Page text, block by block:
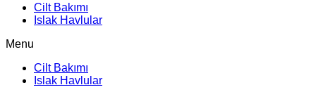
Cilt Bakımı
Islak Havlular
Menu
Cilt Bakımı
Islak Havlular